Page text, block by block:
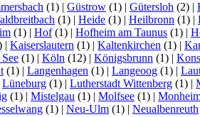
(1) | Güstrow (1) | Gütersloh (2) |
(1) | Heide (1) | Heilbronn (1) |
(1) | Hof(1) | Hofheim am Taunus (1) |
| Kaiserslautern (1) | Kaltenkirchen (1) |
(1) | Köln (12) | Königsbrunn (1) |
(1) | Langenhagen (1) | Langeoog (1) |
Lüneburg (1) | Lutherstadt Wittenberg (1) |
(1) | Mistelgau (1) | Molfsee (1) |
(1) | Neu-Ulm (1) | Neualbenreuth